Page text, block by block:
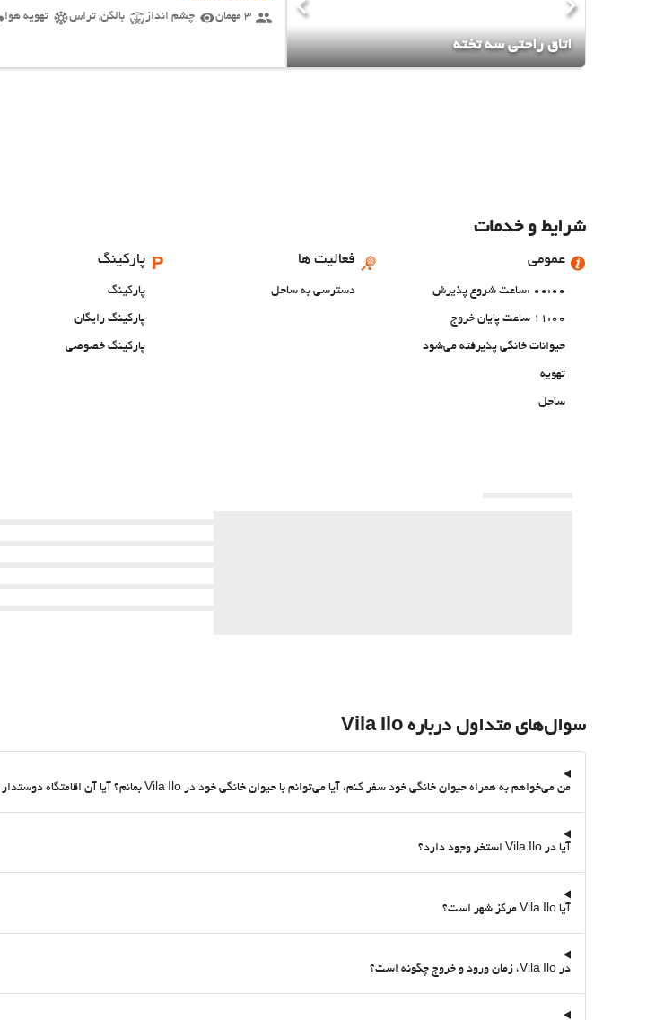
اتاق راحتی سه تخته
3 مهمان
چشم انداز بالکن, تراس تهویه هوا
شرایط و خدمات
عمومی
00:00 :ساعت شروع پذیرش
11:00 ساعت پایان خروج
حیوانات خانگی پذیرفته می‌شود
تهویه
ساحل
فعالیت ها
دسترسی به ساحل
پارکینگ
پارکینگ
پارکینگ رایگان
پارکینگ خصوصی
سوال‌های متداول درباره Vila Ilo
من می‌خواهم به همراه حیوان خانگی خود سفر کنم، آیا می‌توانم با حیوان خانگی خود در Vila Ilo بمانم؟ آیا آن اقامتگاه دوستدار حیوانات خانگی است؟
آیا در Vila Ilo استخر وجود دارد؟
آیا Vila Ilo مرکز شهر است؟
در Vila Ilo، زمان ورود و خروج چگونه است؟